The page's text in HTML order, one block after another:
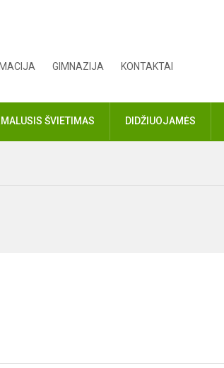
GIMNAZIJA KONTAKTAI
ŠVIETIMAS DIDŽIUOJAMĖS